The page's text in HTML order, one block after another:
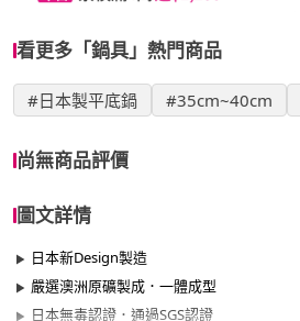
看更多「鍋具」熱門商品
#日本製平底鍋 #35cm~40cm
尚無商品評價
圖文詳情
日本新Design製造
嚴選澳洲原礦製成．一體成型
日本無毒認證．通過SGS認證